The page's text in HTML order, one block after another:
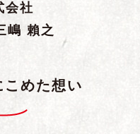
会社
嶋 賴之
こめた想い